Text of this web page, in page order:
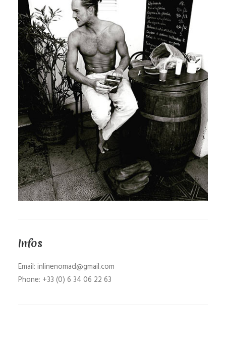
Infos
Email: inlinenomad@gmail.com
Phone: +33 (0) 6 34 06 22 63